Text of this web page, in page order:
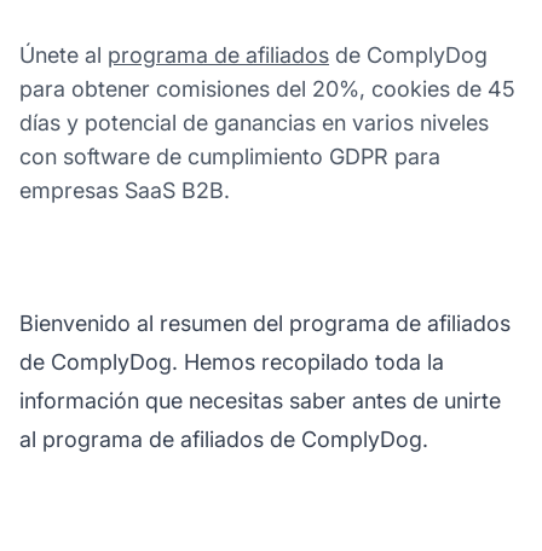
Únete al programa de afiliados de ComplyDog
para obtener comisiones del 20%, cookies de 45
días y potencial de ganancias en varios niveles
con software de cumplimiento GDPR para
empresas SaaS B2B.
Bienvenido al resumen del programa de afiliados
de ComplyDog. Hemos recopilado toda la
información que necesitas saber antes de unirte
al programa de afiliados de ComplyDog.